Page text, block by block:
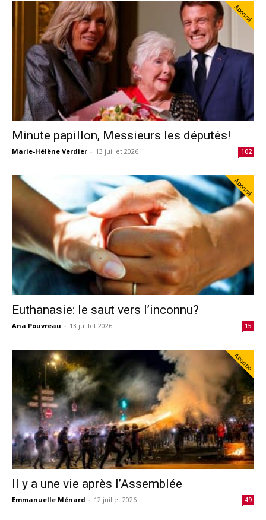
Abonné
Minute papillon, Messieurs les députés!
Marie-Hélène Verdier - 13 juillet 2026 102
Abonné
Euthanasie: le saut vers l’inconnu?
Ana Pouvreau - 13 juillet 2026 15
Abonné
Il y a une vie après l’Assemblée
Emmanuelle Ménard - 12 juillet 2026 49